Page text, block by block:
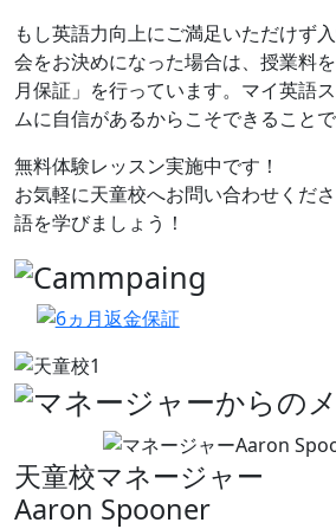
もし英語力向上にご満足いただけず
会をお決めになった場合は、授業料
月保証」を行っています。マイ英語
ムに自信があるからこそできることで
無料体験レッスン実施中です！
お気軽に天童校へお問い合わせくだ
語を学びましょう！
前へ
天童校マネージャー
Aaron Spooner